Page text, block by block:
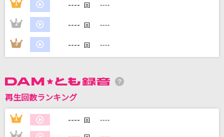
カラオケ最新情報をチェック！
1 ---- 回 ----
2 ---- 回 ----
3 ---- 回 ----
再生回数ランキング
1 ---- 回 ----
2